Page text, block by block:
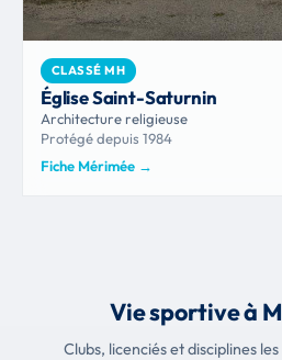
CLASSÉ MH
Église Saint-Saturnin
Architecture religieuse
Protégé depuis 1984
Fiche Mérimée →
Vie sportive à
Clubs, licenciés et disciplines